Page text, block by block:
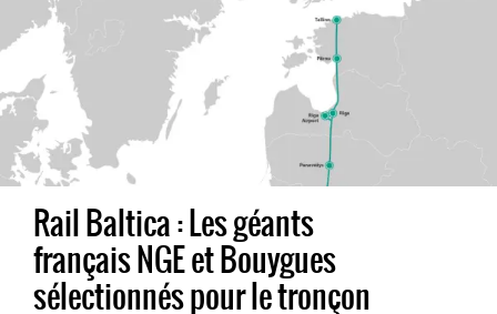
Rail Baltica : Les géants
français NGE et Bouygues
sélectionnés pour le tronçon